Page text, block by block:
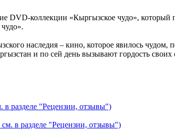
DVD-коллекции «Кыргызское чудо»,
наследия – кино, которое явилось
и по сей день вызывают гордость своих
в разделе "Рецензии, отзывы")
см. в разделе "Рецензии, отзывы")